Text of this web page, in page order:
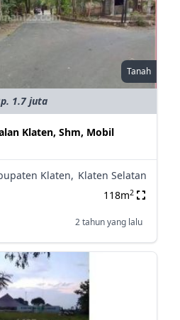
Tanah
1.7 juta
Klaten, Shm, Mobil
Klaten, Klaten Selatan
118m2
2 tahun yang lalu